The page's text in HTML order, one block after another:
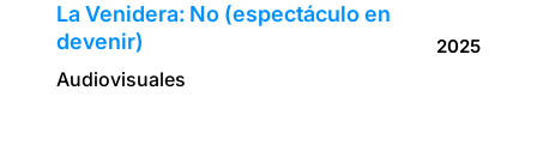
La Venidera: No (espectáculo en
devenir)
Audiovisuales
2025